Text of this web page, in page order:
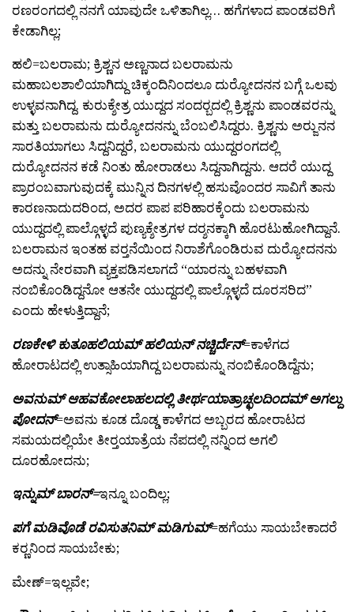
ರಣರಂಗದಲ್ಲಿ ನನಗೆ ಯಾವುದೇ ಒಳಿತಾಗಿಲ್ಲ… ಹಗೆಗಳಾದ ಪಾಂಡವರಿಗೆ
ಕೇಡಾಗಿಲ್ಲ;
ಹಲಿ=ಬಲರಾಮ; ಕ್ರಿಶ್ಣನ ಅಣ್ಣನಾದ ಬಲರಾಮನು
ಮಹಾಬಲಶಾಲಿಯಾಗಿದ್ದು ಚಿಕ್ಕಂದಿನಿಂದಲೂ ದುರ್‍ಯೋದನನ ಬಗ್ಗೆ ಒಲವು
ಉಳ್ಳವನಾಗಿದ್ದ. ಕುರುಕ್ಶೇತ್ರ ಯುದ್ದದ ಸಂದರ್‍ಬದಲ್ಲಿ ಕ್ರಿಶ್ಣನು ಪಾಂಡವರನ್ನು
ಮತ್ತು ಬಲರಾಮನು ದುರ್‍ಯೋದನನ್ನು ಬೆಂಬಲಿಸಿದ್ದರು. ಕ್ರಿಶ್ಣನು ಅರ್‍ಜುನನ
ಸಾರತಿಯಾಗಲು ಸಿದ್ದನಿದ್ದರೆ, ಬಲರಾಮನು ಯುದ್ದರಂಗದಲ್ಲಿ
ದುರ್‍ಯೋದನನ ಕಡೆ ನಿಂತು ಹೋರಾಡಲು ಸಿದ್ದನಾಗಿದ್ದನು. ಆದರೆ ಯುದ್ದ
ಪ್ರಾರಂಬವಾಗುವುದಕ್ಕೆ ಮುನ್ನಿನ ದಿನಗಳಲ್ಲಿ ಹಸುವೊಂದರ ಸಾವಿಗೆ ತಾನು
ಕಾರಣನಾದುದರಿಂದ, ಅದರ ಪಾಪ ಪರಿಹಾರಕ್ಕೆಂದು ಬಲರಾಮನು
ಯುದ್ದದಲ್ಲಿ ಪಾಲ್ಗೊಳ್ಳದೆ ಪುಣ್ಯಕ್ಶೇತ್ರಗಳ ದರ್‍ಶನಕ್ಕಾಗಿ ಹೊರಟುಹೋಗಿದ್ದಾನೆ.
ಬಲರಾಮನ ಇಂತಹ ವರ್‍ತನೆಯಿಂದ ನಿರಾಶೆಗೊಂಡಿರುವ ದುರ್‍ಯೋದನನು
ಅದನ್ನು ನೇರವಾಗಿ ವ್ಯಕ್ತಪಡಿಸಲಾಗದೆ “ಯಾರನ್ನು ಬಹಳವಾಗಿ
ನಂಬಿಕೊಂಡಿದ್ದನೋ ಆತನೇ ಯುದ್ದದಲ್ಲಿ ಪಾಲ್ಗೊಳ್ಳದೆ ದೂರಸರಿದ”
ಎಂದು ಹೇಳುತ್ತಿದ್ದಾನೆ;
ರಣಕೇಳಿ ಕುತೂಹಲಿಯಮ್ ಹಲಿಯನ್ ನಚ್ಚಿರ್ದೆನ್=ಕಾಳೆಗದ
ಹೋರಾಟದಲ್ಲಿ ಉತ್ಸಾಹಿಯಾಗಿದ್ದ ಬಲರಾಮನ್ನು ನಂಬಿಕೊಂಡಿದ್ದೆನು;
ಅವನುಮ್ ಆಹವಕೋಲಾಹಲದಲ್ಲಿ ತೀರ್ಥಯಾತ್ರಾಚ್ಛಲದಿಂದಮ್ ಅಗಲ್ದು
ಪೋದನ್=ಅವನು ಕೂಡ ದೊಡ್ಡ ಕಾಳೆಗದ ಅಬ್ಬರದ ಹೋರಾಟದ
ಸಮಯದಲ್ಲಿಯೇ ತೀರ್‍ತಯಾತ್ರೆಯ ನೆಪದಲ್ಲಿ ನನ್ನಿಂದ ಅಗಲಿ
ದೂರಹೋದನು;
ಇನ್ನುಮ್ ಬಾರನ್=ಇನ್ನೂ ಬಂದಿಲ್ಲ;
ಪಗೆ ಮಡಿವೊಡೆ ರವಿಸುತನಿಮ್ ಮಡಿಗುಮ್=ಹಗೆಯು ಸಾಯಬೇಕಾದರೆ
ಕರ್‍ಣನಿಂದ ಸಾಯಬೇಕು;
ಮೇಣ್=ಇಲ್ಲವೇ;